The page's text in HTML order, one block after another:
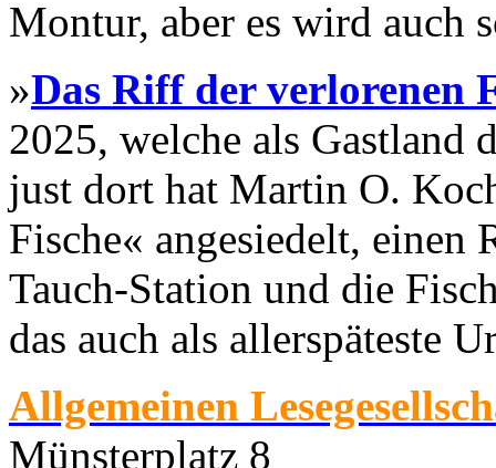
Montur, aber es wird auch
»Das Riff der verlorenen
2025, welche als Gastland
just dort hat Martin O.
Fische« angesiedelt, einen
Tauch-Station und die
das auch als allerspäteste
Allgemeinen
Münsterplatz 8